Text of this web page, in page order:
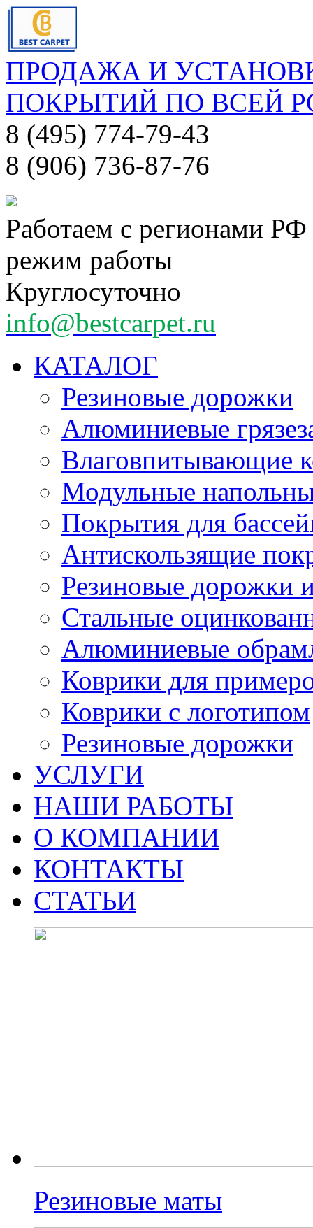
ПРОДАЖА И
ПОКРЫТИЙ ПО ВСЕЙ
8 (495) 774-79-43
8 (906) 736-87-76
Работаем с регионами РФ
режим работы
Круглосуточно
info@bestcarpet.ru
КАТАЛОГ
Резиновые дорожки
Алюминиевые
Влаговпитывающие
Модульные
Покрытия для
Антискользящие
Резиновые дорожки
Стальные
Алюминиевые
Коврики для
Коврики с логотипом
Резиновые дорожки
УСЛУГИ
НАШИ РАБОТЫ
О КОМПАНИИ
КОНТАКТЫ
СТАТЬИ
Резиновые маты